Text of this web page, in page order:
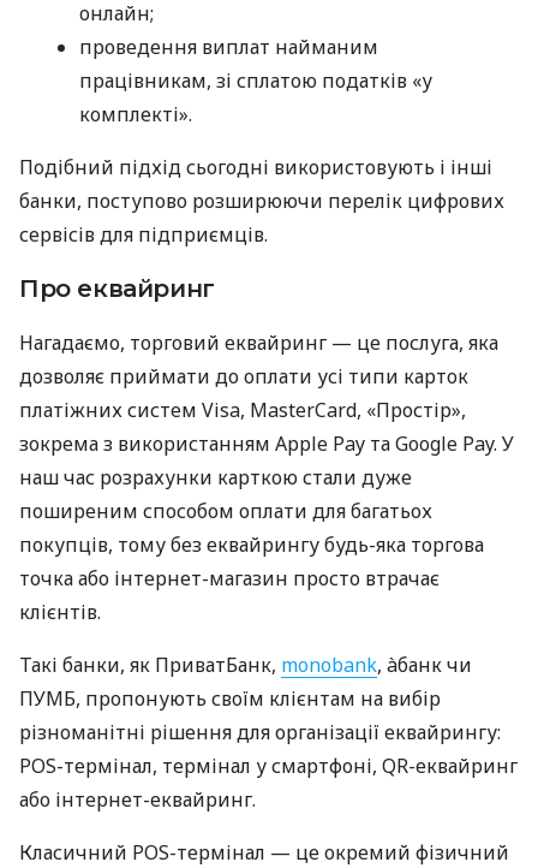
онлайн;
проведення виплат найманим
працівникам, зі сплатою податків «у
комплекті».
Подібний підхід сьогодні використовують і інші
банки, поступово розширюючи перелік цифрових
сервісів для підприємців.
Про еквайринг
Нагадаємо, торговий еквайринг — це послуга, яка
дозволяє приймати до оплати усі типи карток
платіжних систем Visa, MasterCard, «Простір»,
зокрема з використанням Apple Pay та Google Pay. У
наш час розрахунки карткою стали дуже
поширеним способом оплати для багатьох
покупців, тому без еквайрингу будь-яка торгова
точка або інтернет-магазин просто втрачає
клієнтів.
Такі банки, як ПриватБанк, monobank, àбанк чи
ПУМБ, пропонують своїм клієнтам на вибір
різноманітні рішення для організації еквайрингу:
POS-термінал, термінал у смартфоні, QR-еквайринг
або інтернет-еквайринг.
Класичний POS-термінал — це окремий фізичний